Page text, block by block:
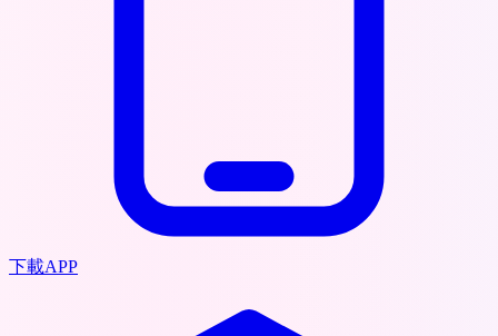
下載APP